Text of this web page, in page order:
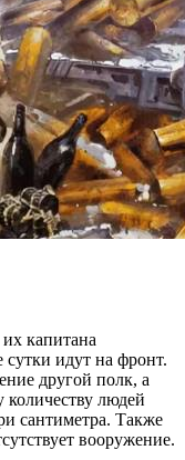
капитана
сутки идут на фронт.
другой полк, а
количеству людей
сантиметра. Также
вооружение.